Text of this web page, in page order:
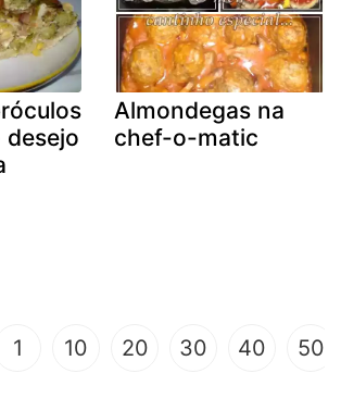
desejo
Almondegas na
chef-o-matic
1 10 20 30 40 50